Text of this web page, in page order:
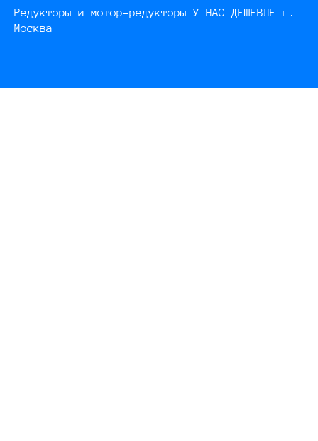
Редукторы и мотор-редукторы У НАС ДЕШЕВЛЕ г.
Москва